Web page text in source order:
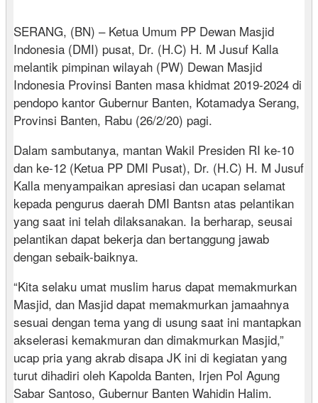
SERANG, (BN) – Ketua Umum PP Dewan Masjid
Indonesia (DMI) pusat, Dr. (H.C) H. M Jusuf Kalla
melantik pimpinan wilayah (PW) Dewan Masjid
Indonesia Provinsi Banten masa khidmat 2019-2024 di
pendopo kantor Gubernur Banten, Kotamadya Serang,
Provinsi Banten, Rabu (26/2/20) pagi.
Dalam sambutanya, mantan Wakil Presiden RI ke-10
dan ke-12 (Ketua PP DMI Pusat), Dr. (H.C) H. M Jusuf
Kalla menyampaikan apresiasi dan ucapan selamat
kepada pengurus daerah DMI Bantsn atas pelantikan
yang saat ini telah dilaksanakan. Ia berharap, seusai
pelantikan dapat bekerja dan bertanggung jawab
dengan sebaik-baiknya.
“Kita selaku umat muslim harus dapat memakmurkan
Masjid, dan Masjid dapat memakmurkan jamaahnya
sesuai dengan tema yang di usung saat ini mantapkan
akselerasi kemakmuran dan dimakmurkan Masjid,”
ucap pria yang akrab disapa JK ini di kegiatan yang
turut dihadiri oleh Kapolda Banten, Irjen Pol Agung
Sabar Santoso, Gubernur Banten Wahidin Halim.